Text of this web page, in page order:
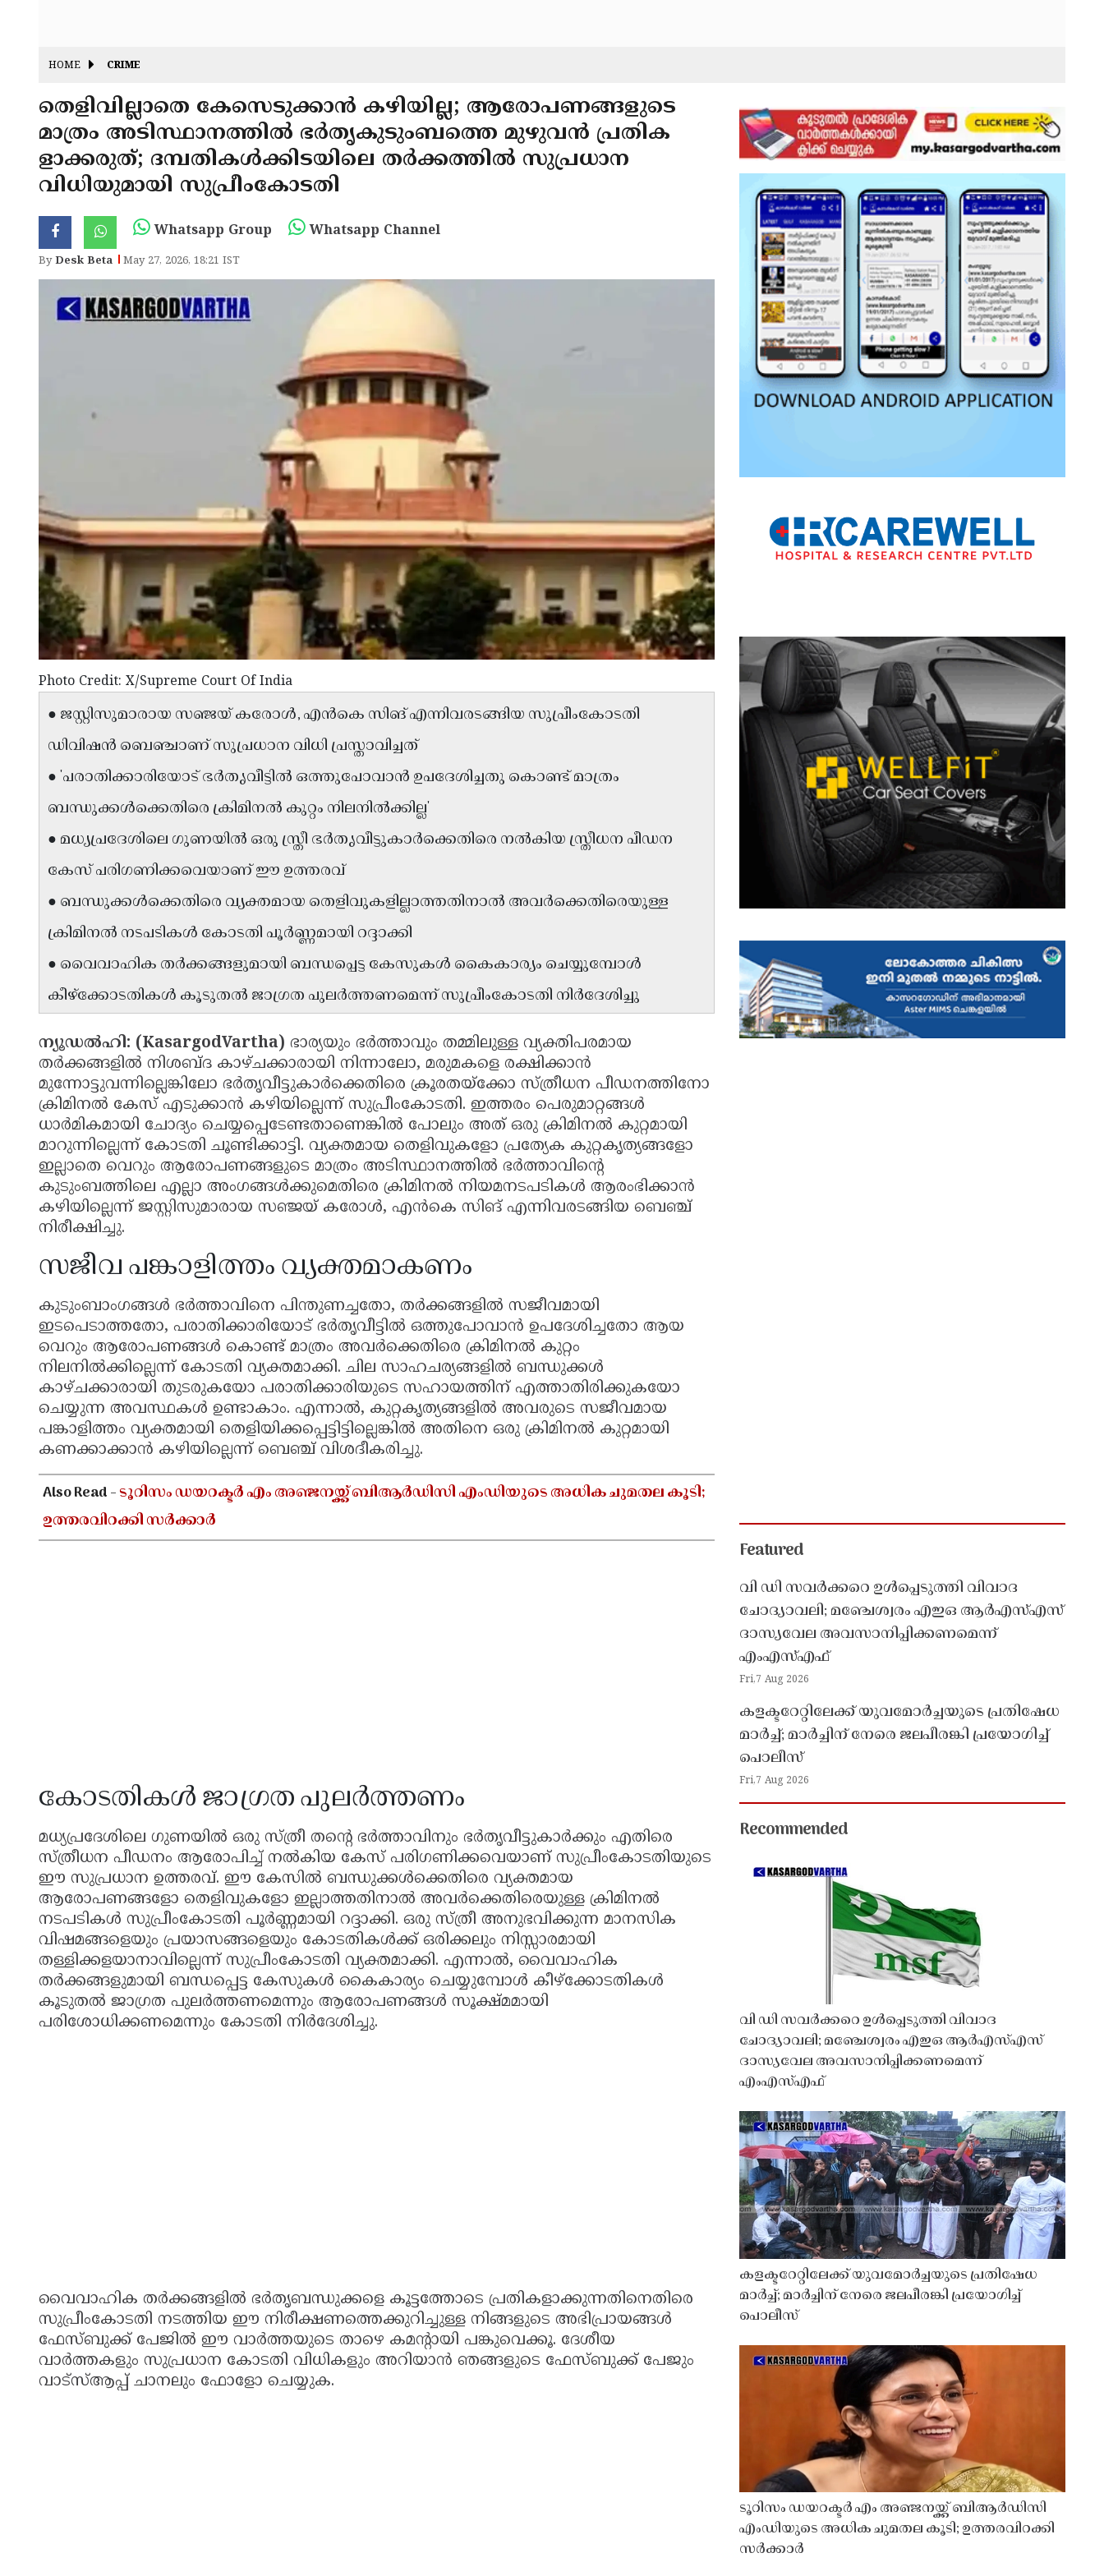
HOME CRIME
തെളിവില്ലാതെ കേസെടുക്കാൻ കഴിയില്ല; ആരോപണങ്ങളുടെ
മാത്രം അടിസ്ഥാനത്തിൽ ഭർതൃകുടുംബത്തെ മുഴുവൻ പ്രതിക
ളാക്കരുത്; ദമ്പതികൾക്കിടയിലെ തർക്കത്തില്‍ സുപ്രധാന
വിധിയുമായി സുപ്രീംകോടതി
Whatsapp Group Whatsapp Channel
ByDesk Beta May 27, 2026, 18:21 IST
Photo Credit: X/Supreme Court Of India
● ജസ്റ്റിസുമാരായ സഞ്ജയ് കരോൾ, എൻകെ സിങ് എന്നിവരടങ്ങിയ സുപ്രീംകോടതി
ഡിവിഷൻ ബെഞ്ചാണ് സുപ്രധാന വിധി പ്രസ്താവിച്ചത്
● 'പരാതിക്കാരിയോട് ഭർതൃവീട്ടിൽ ഒത്തുപോവാൻ ഉപദേശിച്ചതു കൊണ്ട് മാത്രം
ബന്ധുക്കൾക്കെതിരെ ക്രിമിനൽ കുറ്റം നിലനിൽക്കില്ല'
● മധ്യപ്രദേശിലെ ഗുണയിൽ ഒരു സ്ത്രീ ഭർതൃവീട്ടുകാർക്കെതിരെ നൽകിയ സ്ത്രീധന പീഡന
കേസ് പരിഗണിക്കവെയാണ് ഈ ഉത്തരവ്
● ബന്ധുക്കൾക്കെതിരെ വ്യക്തമായ തെളിവുകളില്ലാത്തതിനാൽ അവർക്കെതിരെയുള്ള
ക്രിമിനൽ നടപടികൾ കോടതി പൂർണ്ണമായി റദ്ദാക്കി
● വൈവാഹിക തർക്കങ്ങളുമായി ബന്ധപ്പെട്ട കേസുകൾ കൈകാര്യം ചെയ്യുമ്പോൾ
കീഴ്ക്കോടതികൾ കൂടുതൽ ജാഗ്രത പുലർത്തണമെന്ന് സുപ്രീംകോടതി നിർദേശിച്ചു
ന്യൂഡൽഹി: (KasargodVartha) ഭാര്യയും ഭർത്താവും തമ്മിലുള്ള വ്യക്തിപരമായ
തർക്കങ്ങളിൽ നിശബ്ദ കാഴ്ചക്കാരായി നിന്നാലോ, മരുമകളെ രക്ഷിക്കാൻ
മുന്നോട്ടുവന്നില്ലെങ്കിലോ ഭർതൃവീട്ടുകാർക്കെതിരെ ക്രൂരതയ്ക്കോ സ്ത്രീധന പീഡനത്തിനോ
ക്രിമിനൽ കേസ് എടുക്കാൻ കഴിയില്ലെന്ന് സുപ്രീംകോടതി. ഇത്തരം പെരുമാറ്റങ്ങൾ
ധാർമികമായി ചോദ്യം ചെയ്യപ്പെടേണ്ടതാണെങ്കിൽ പോലും അത് ഒരു ക്രിമിനൽ കുറ്റമായി
മാറുന്നില്ലെന്ന് കോടതി ചൂണ്ടിക്കാട്ടി. വ്യക്തമായ തെളിവുകളോ പ്രത്യേക കുറ്റകൃത്യങ്ങളോ
ഇല്ലാതെ വെറും ആരോപണങ്ങളുടെ മാത്രം അടിസ്ഥാനത്തിൽ ഭർത്താവിന്റെ
കുടുംബത്തിലെ എല്ലാ അംഗങ്ങൾക്കുമെതിരെ ക്രിമിനൽ നിയമനടപടികൾ ആരംഭിക്കാൻ
കഴിയില്ലെന്ന് ജസ്റ്റിസുമാരായ സഞ്ജയ് കരോൾ, എൻകെ സിങ് എന്നിവരടങ്ങിയ ബെഞ്ച്
നിരീക്ഷിച്ചു.
സജീവ പങ്കാളിത്തം വ്യക്തമാകണം
കുടുംബാംഗങ്ങൾ ഭർത്താവിനെ പിന്തുണച്ചതോ, തർക്കങ്ങളിൽ സജീവമായി
ഇടപെടാത്തതോ, പരാതിക്കാരിയോട് ഭർതൃവീട്ടിൽ ഒത്തുപോവാൻ ഉപദേശിച്ചതോ ആയ
വെറും ആരോപണങ്ങൾ കൊണ്ട് മാത്രം അവർക്കെതിരെ ക്രിമിനൽ കുറ്റം
നിലനിൽക്കില്ലെന്ന് കോടതി വ്യക്തമാക്കി. ചില സാഹചര്യങ്ങളിൽ ബന്ധുക്കൾ
കാഴ്ചക്കാരായി തുടരുകയോ പരാതിക്കാരിയുടെ സഹായത്തിന് എത്താതിരിക്കുകയോ
ചെയ്യുന്ന അവസ്ഥകൾ ഉണ്ടാകാം. എന്നാൽ, കുറ്റകൃത്യങ്ങളിൽ അവരുടെ സജീവമായ
പങ്കാളിത്തം വ്യക്തമായി തെളിയിക്കപ്പെട്ടിട്ടില്ലെങ്കിൽ അതിനെ ഒരു ക്രിമിനൽ കുറ്റമായി
കണക്കാക്കാൻ കഴിയില്ലെന്ന് ബെഞ്ച് വിശദീകരിച്ചു.
Also Read -ടൂറിസം ഡയറക്ടർ എം അഞ്ജനയ്ക്ക് ബിആർഡിസി എംഡിയുടെ അധിക ചുമതല കൂടി;
ഉത്തരവിറക്കി സർക്കാർ
കോടതികൾ ജാഗ്രത പുലർത്തണം
മധ്യപ്രദേശിലെ ഗുണയിൽ ഒരു സ്ത്രീ തന്റെ ഭർത്താവിനും ഭർതൃവീട്ടുകാർക്കും എതിരെ
സ്ത്രീധന പീഡനം ആരോപിച്ച് നൽകിയ കേസ് പരിഗണിക്കവെയാണ് സുപ്രീംകോടതിയുടെ
ഈ സുപ്രധാന ഉത്തരവ്. ഈ കേസിൽ ബന്ധുക്കൾക്കെതിരെ വ്യക്തമായ
ആരോപണങ്ങളോ തെളിവുകളോ ഇല്ലാത്തതിനാൽ അവർക്കെതിരെയുള്ള ക്രിമിനൽ
നടപടികൾ സുപ്രീംകോടതി പൂർണ്ണമായി റദ്ദാക്കി. ഒരു സ്ത്രീ അനുഭവിക്കുന്ന മാനസിക
വിഷമങ്ങളെയും പ്രയാസങ്ങളെയും കോടതികൾക്ക് ഒരിക്കലും നിസ്സാരമായി
തള്ളിക്കളയാനാവില്ലെന്ന് സുപ്രീംകോടതി വ്യക്തമാക്കി. എന്നാൽ, വൈവാഹിക
തർക്കങ്ങളുമായി ബന്ധപ്പെട്ട കേസുകൾ കൈകാര്യം ചെയ്യുമ്പോൾ കീഴ്ക്കോടതികൾ
കൂടുതൽ ജാഗ്രത പുലർത്തണമെന്നും ആരോപണങ്ങൾ സൂക്ഷ്മമായി
പരിശോധിക്കണമെന്നും കോടതി നിർദേശിച്ചു.
വൈവാഹിക തർക്കങ്ങളിൽ ഭർതൃബന്ധുക്കളെ കൂട്ടത്തോടെ പ്രതികളാക്കുന്നതിനെതിരെ
സുപ്രീംകോടതി നടത്തിയ ഈ നിരീക്ഷണത്തെക്കുറിച്ചുള്ള നിങ്ങളുടെ അഭിപ്രായങ്ങൾ
ഫേസ്ബുക്ക് പേജില്‍ ഈ വാര്‍ത്തയുടെ താഴെ കമന്‍റായി പങ്കുവെക്കൂ. ദേശീയ
വാർത്തകളും സുപ്രധാന കോടതി വിധികളും അറിയാൻ ഞങ്ങളുടെ ഫേസ്ബുക്ക് പേജും
വാട്സ്ആപ്പ് ചാനലും ഫോളോ ചെയ്യുക.
Featured
വി ഡി സവർക്കറെ ഉൾപ്പെടുത്തി വിവാദ
ചോദ്യാവലി; മഞ്ചേശ്വരം എഇഒ ആർഎസ്എസ്
ദാസ്യവേല അവസാനിപ്പിക്കണമെന്ന്
എംഎസ്എഫ്
Fri,7 Aug 2026
കളക്ടറേറ്റിലേക്ക് യുവമോർച്ചയുടെ പ്രതിഷേധ
മാർച്ച്; മാർച്ചിന് നേരെ ജലപീരങ്കി പ്രയോഗിച്ച്
പൊലീസ്
Fri,7 Aug 2026
Recommended
വി ഡി സവർക്കറെ ഉൾപ്പെടുത്തി വിവാദ
ചോദ്യാവലി; മഞ്ചേശ്വരം എഇഒ ആർഎസ്എസ്
ദാസ്യവേല അവസാനിപ്പിക്കണമെന്ന്
എംഎസ്എഫ്
കളക്ടറേറ്റിലേക്ക് യുവമോർച്ചയുടെ പ്രതിഷേധ
മാർച്ച്; മാർച്ചിന് നേരെ ജലപീരങ്കി പ്രയോഗിച്ച്
പൊലീസ്
ടൂറിസം ഡയറക്ടർ എം അഞ്ജനയ്ക്ക് ബിആർഡിസി
എംഡിയുടെ അധിക ചുമതല കൂടി; ഉത്തരവിറക്കി
സർക്കാർ